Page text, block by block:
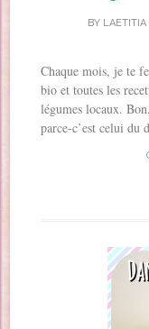
BY LAETITIA
Chaque mois, je te
bio et toutes les
légumes locaux.
parce-c’est celui du